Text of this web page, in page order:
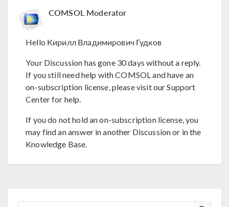
COMSOL Moderator
Hello Кирилл Владимирович Гудков
Your Discussion has gone 30 days without a reply.
If you still need help with COMSOL and have an
on-subscription license, please visit our Support
Center for help.
If you do not hold an on-subscription license, you
may find an answer in another Discussion or in the
Knowledge Base.